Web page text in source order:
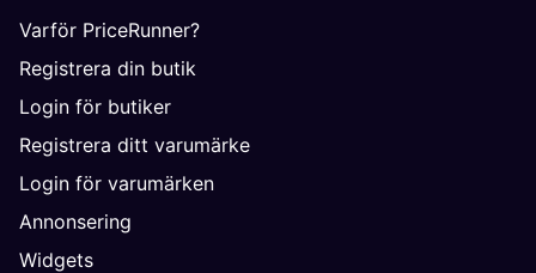
Varför PriceRunner?
Registrera din butik
Login för butiker
Registrera ditt varumärke
Login för varumärken
Annonsering
Widgets